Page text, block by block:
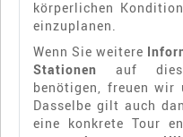
körperlichen
einzuplanen.
Wenn Sie weitere
Stationen auf
benötigen, freuen wir
Dasselbe gilt auch
eine konkrete Tour